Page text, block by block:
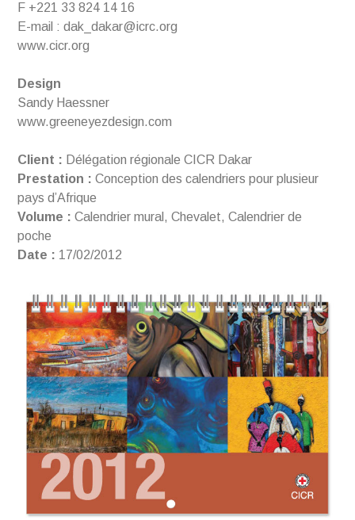
F +221 33 824 14 16
E-mail : dak_dakar@icrc.org
www.cicr.org
Design
Sandy Haessner
www.greeneyezdesign.com
Client : Délégation régionale CICR Dakar
Prestation : Conception des calendriers pour plusieur
pays d’Afrique
Volume : Calendrier mural, Chevalet, Calendrier de
poche
Date : 17/02/2012